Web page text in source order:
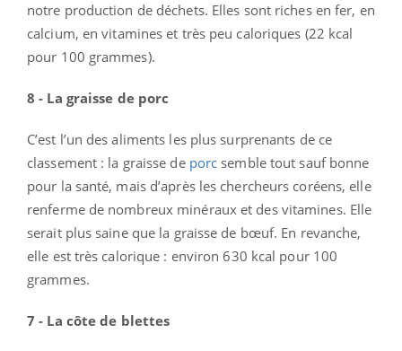
notre production de déchets. Elles sont riches en fer, en
calcium, en vitamines et très peu caloriques (22 kcal
pour 100 grammes).
8 - La graisse de porc
C’est l’un des aliments les plus surprenants de ce
classement : la graisse de porc semble tout sauf bonne
pour la santé, mais d’après les chercheurs coréens, elle
renferme de nombreux minéraux et des vitamines. Elle
serait plus saine que la graisse de bœuf. En revanche,
elle est très calorique : environ 630 kcal pour 100
grammes.
7 - La côte de blettes